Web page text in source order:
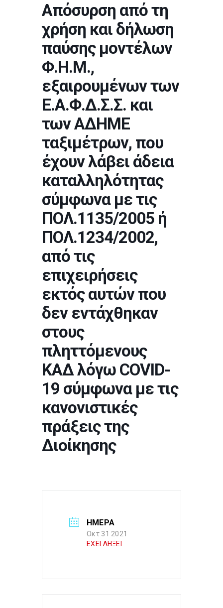
Απόσυρση από τη
χρήση και δήλωση
παύσης μοντέλων
Φ.Η.Μ.,
εξαιρουμένων των
Ε.Α.Φ.Δ.Σ.Σ. και
των ΑΔΗΜΕ
ταξιμέτρων, που
έχουν λάβει άδεια
καταλληλότητας
σύμφωνα με τις
ΠΟΛ.1135/2005 ή
ΠΟΛ.1234/2002,
από τις
επιχειρήσεις
εκτός αυτών που
δεν εντάχθηκαν
στους
πληττόμενους
ΚΑΔ λόγω COVID-
19 σύμφωνα με τις
κανονιστικές
πράξεις της
Διοίκησης
ΗΜΕΡΑ
Οκτ 31 2021
ΕΧΕΙ ΛΗΞΕΙ